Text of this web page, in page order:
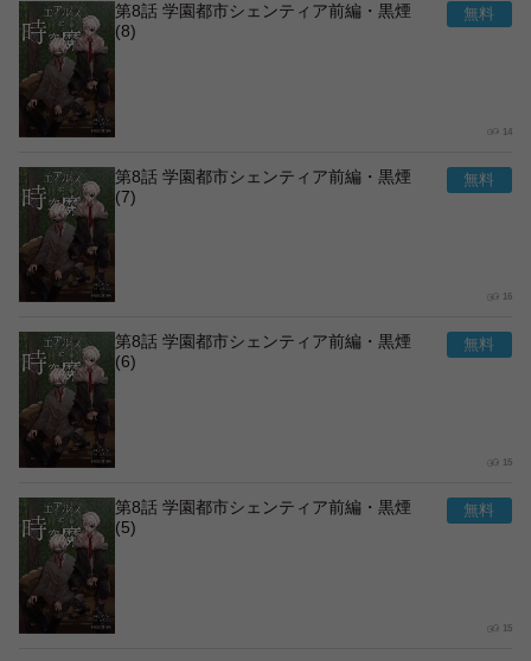
第8話 学園都市シェンティア前編・黒煙
(8)
14
第8話 学園都市シェンティア前編・黒煙
(7)
16
第8話 学園都市シェンティア前編・黒煙
(6)
15
第8話 学園都市シェンティア前編・黒煙
(5)
15